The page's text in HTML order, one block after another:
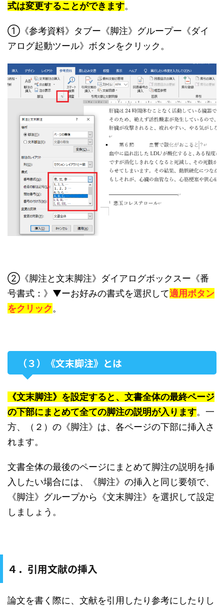
式は変更することができます。
①《参考資料》タブー《脚注》グループー《ダイ
アログ起動ツール》ボタンをクリック。
②《脚注と文末脚注》ダイアログボックスー《番
号書式：》▼ーお好みの書式を選択して適用ボタン
をクリック。
（３）《文末脚注》とは
《文末脚注》を設定すると、文書全体の最終ページ
の下部にまとめて全ての脚注の説明が入ります。一
方、（２）の《脚注》は、各ページの下部に挿入さ
れます。
文書全体の最後のページにまとめて脚注の説明を挿
入したい場合には、《脚注》の挿入と同じ要領で、
《脚注》グループから《文末脚注》を選択して設定
しましょう。
４．引用文献の挿入
論文を書く際に、文献を引用したり参考にしたりし